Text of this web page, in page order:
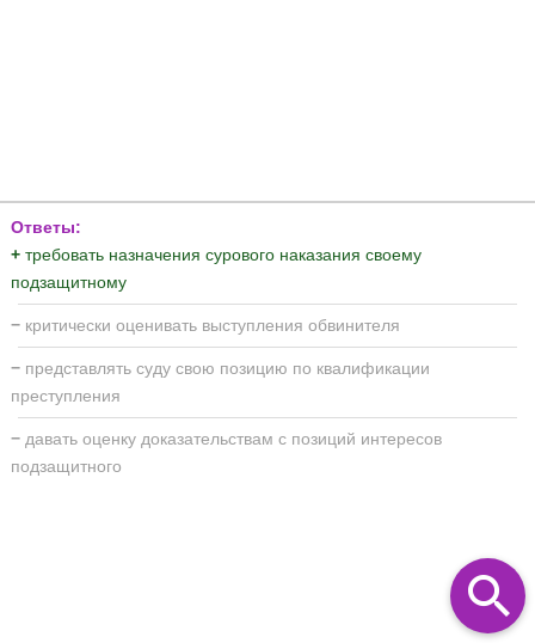
Ответы:
+ требовать назначения сурового наказания своему
подзащитному
− критически оценивать выступления обвинителя
− представлять суду свою позицию по квалификации
преступления
− давать оценку доказательствам с позиций интересов
подзащитного